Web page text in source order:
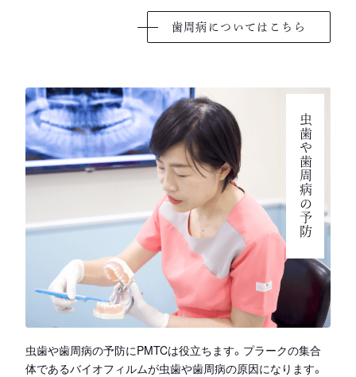
歯周病についてはこちら
虫歯や歯周病の予防
虫歯や歯周病の予防にPMTCは役立ちます。プラークの集合
体であるバイオフィルムが虫歯や歯周病の原因になります。